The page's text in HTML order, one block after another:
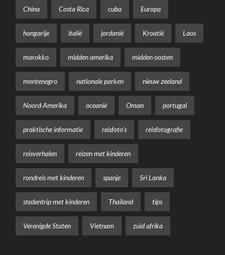
China Costa Rica cuba Europa
hongarije italië jordanië Kroatië Laos
marokko midden amerika midden oosten
montenegro nationale parken nieuw zeeland
Noord Amerika oceanië Oman portugal
praktische informatie reisfoto's reisfotografie
reisverhalen reizen met kinderen
rondreis met kinderen spanje Sri Lanka
stedentrip met kinderen Thailand tips
Verenigde Staten Vietnam zuid afrika